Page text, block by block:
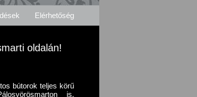
Elérhetőség
oldalán!
bútorok teljes körű
is.